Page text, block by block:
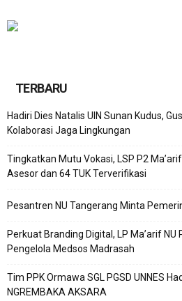
TERBARU
Hadiri Dies Natalis UIN Sunan Kudus,
Kolaborasi Jaga Lingkungan
Tingkatkan Mutu Vokasi, LSP P2
Asesor dan 64 TUK Terverifikasi
Pesantren NU Tangerang Minta
Perkuat Branding Digital, LP Ma’arif
Pengelola Medsos Madrasah
Tim PPK Ormawa SGL PGSD UNNES
NGREMBAKA AKSARA